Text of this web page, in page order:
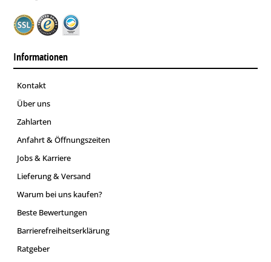
Informationen
Kontakt
Über uns
Zahlarten
Anfahrt & Öffnungszeiten
Jobs & Karriere
Lieferung & Versand
Warum bei uns kaufen?
Beste Bewertungen
Barrierefreiheitserklärung
Ratgeber